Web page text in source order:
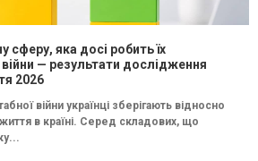
сферу, яка досі робить їх
— результати дослідження
2026
війни українці зберігають відносно
в країні. Серед складових, що